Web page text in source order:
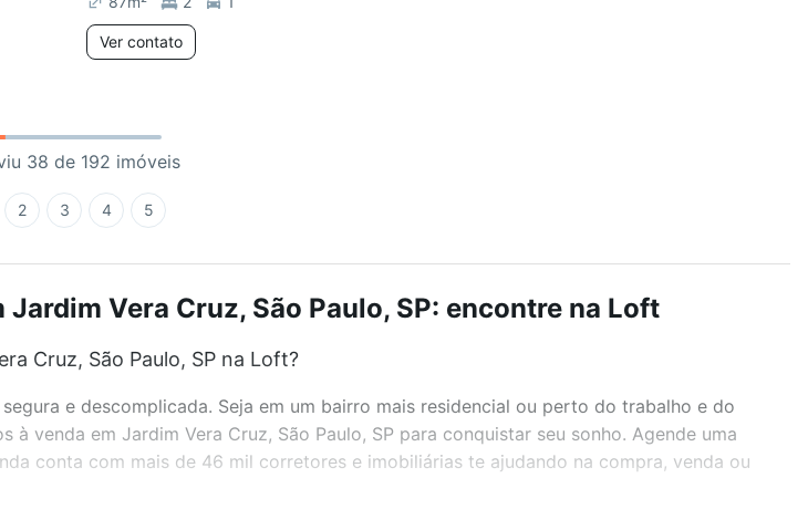
Ver contato
38 de 192 imóveis
2 3 4 5
Vera Cruz, São Paulo, SP: encontre na Loft
Cruz, São Paulo, SP na Loft?
e descomplicada. Seja em um bairro mais residencial ou perto do trabalho e do
venda em Jardim Vera Cruz, São Paulo, SP para conquistar seu sonho. Agende uma
conta com mais de 46 mil corretores e imobiliárias te ajudando na compra, venda ou